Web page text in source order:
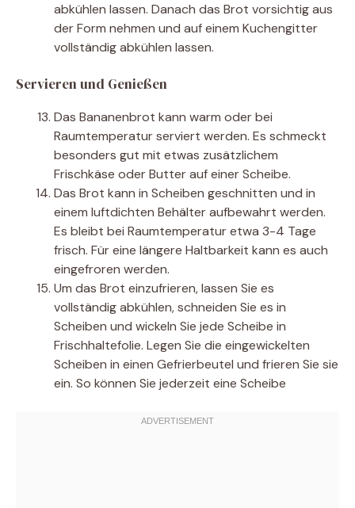
abkühlen lassen. Danach das Brot vorsichtig aus
der Form nehmen und auf einem Kuchengitter
vollständig abkühlen lassen.
Servieren und Genießen
Das Bananenbrot kann warm oder bei
Raumtemperatur serviert werden. Es schmeckt
besonders gut mit etwas zusätzlichem
Frischkäse oder Butter auf einer Scheibe.
Das Brot kann in Scheiben geschnitten und in
einem luftdichten Behälter aufbewahrt werden.
Es bleibt bei Raumtemperatur etwa 3-4 Tage
frisch. Für eine längere Haltbarkeit kann es auch
eingefroren werden.
Um das Brot einzufrieren, lassen Sie es
vollständig abkühlen, schneiden Sie es in
Scheiben und wickeln Sie jede Scheibe in
Frischhaltefolie. Legen Sie die eingewickelten
Scheiben in einen Gefrierbeutel und frieren Sie sie
ein. So können Sie jederzeit eine Scheibe